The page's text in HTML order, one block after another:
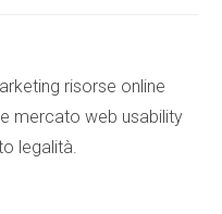
risorse online
mercato web usability
legalità.